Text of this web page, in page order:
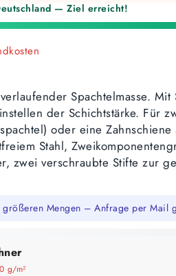
— Ziel erreicht!
Spachtelmasse.
der Schichtstärke. Für
oder eine
Stahl,
zwei verschraubte Stifte zur
größeren Mengen – Anfrage per Mail
g/m²